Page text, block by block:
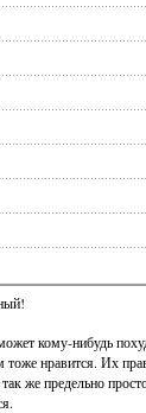
кому-нибудь
нравится. Их
же предельно